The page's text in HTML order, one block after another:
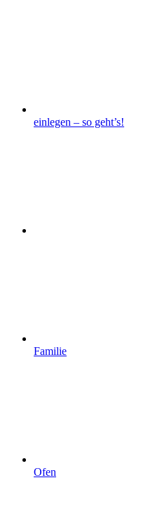
einlegen – so geht’s!
Familie
Ofen